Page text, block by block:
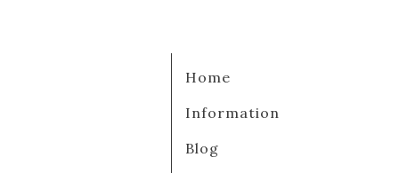
Home
Information
Blog